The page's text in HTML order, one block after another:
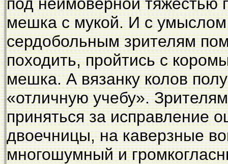
мешка с мукой. И с
сердобольным зрителям
походить, пройтись с
мешка. А вязанку колов
«отличную учебу».
приняться за исправление
двоечницы, на каверзные
многошумный и